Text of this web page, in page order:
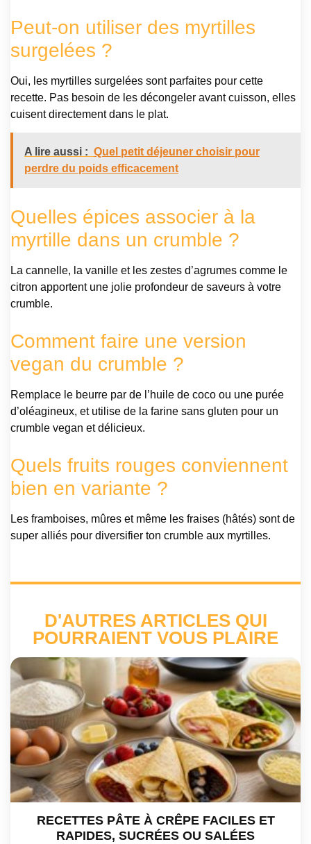
Peut-on utiliser des myrtilles
surgelées ?
Oui, les myrtilles surgelées sont parfaites pour cette
recette. Pas besoin de les décongeler avant cuisson, elles
cuisent directement dans le plat.
A lire aussi : Quel petit déjeuner choisir pour
perdre du poids efficacement
Quelles épices associer à la
myrtille dans un crumble ?
La cannelle, la vanille et les zestes d’agrumes comme le
citron apportent une jolie profondeur de saveurs à votre
crumble.
Comment faire une version
vegan du crumble ?
Remplace le beurre par de l’huile de coco ou une purée
d’oléagineux, et utilise de la farine sans gluten pour un
crumble vegan et délicieux.
Quels fruits rouges conviennent
bien en variante ?
Les framboises, mûres et même les fraises (hâtés) sont de
super alliés pour diversifier ton crumble aux myrtilles.
D'AUTRES ARTICLES QUI
POURRAIENT VOUS PLAIRE
RECETTES PÂTE À CRÊPE FACILES ET
RAPIDES, SUCRÉES OU SALÉES